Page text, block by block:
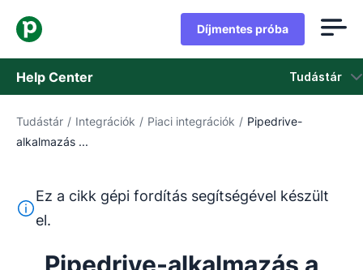
Díjmentes próba
Help Center Tudástár
Tudástár
Vegye fel a kapcsolatot az ügyfélszolgálattal
Tudástár / Integrációk / Piaci integrációk / Pipedrive-
alkalmazás ...
Ez a szöveg gépi fordítóeszközzel lett lefordítva
Ez a cikk gépi fordítás segítségével készült
el.